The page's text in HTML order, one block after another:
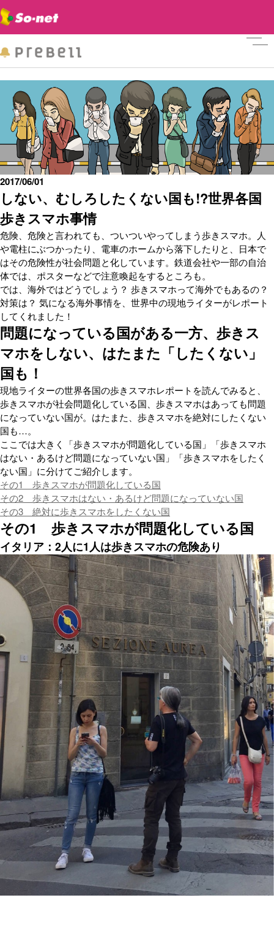
しない、むしろしたくない国も!?世界各国
歩きスマホ事情
2017/06/01
危険、危険と言われても、ついついやってしまう歩きスマホ。人
や電柱にぶつかったり、電車のホームから落下したりと、日本で
はその危険性が社会問題と化しています。鉄道会社や一部の自治
体では、ポスターなどで注意喚起をするところも。
では、海外ではどうでしょう？ 歩きスマホって海外でもあるの？
対策は？ 気になる海外事情を、世界中の現地ライターがレポート
してくれました！
問題になっている国がある一方、歩きス
マホをしない、はたまた「したくない」
国も！
現地ライターの世界各国の歩きスマホレポートを読んでみると、
歩きスマホが社会問題化している国、歩きスマホはあっても問題
になっていない国が。はたまた、歩きスマホを絶対にしたくない
国も…。
ここでは大きく「歩きスマホが問題化している国」「歩きスマホ
はない・あるけど問題になっていない国」「歩きスマホをしたく
ない国」に分けてご紹介します。
その1 歩きスマホが問題化している国
その2 歩きスマホはない・あるけど問題になっていない国
その3 絶対に歩きスマホをしたくない国
その1 歩きスマホが問題化している国
イタリア：2人に1人は歩きスマホの危険あり